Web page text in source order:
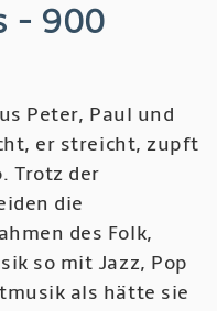
- 900
Peter, Paul und
er streicht, zupft
Trotz der
die
des Folk,
so mit Jazz, Pop
als hätte sie